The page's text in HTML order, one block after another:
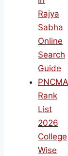
Rajya
Sabha
Online
Search
Guide
Rank
List
2026
College
Wise